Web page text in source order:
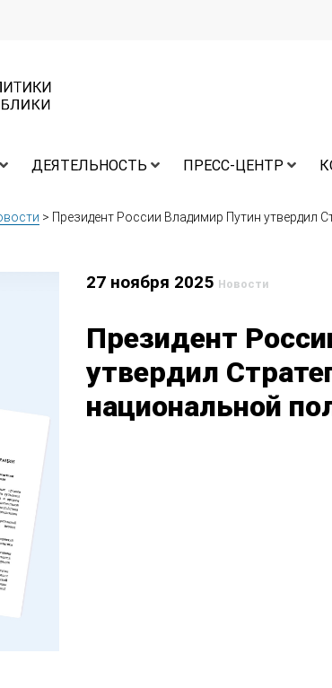
ДЕЯТЕЛЬНОСТЬ ПРЕСС-ЦЕНТР
> Президент России Владимир Путин утвердил
27 ноября 2025 Новости
Президент
утвердил
национальной